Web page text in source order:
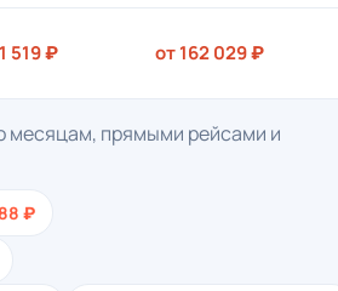
519 ₽ от 162 029 ₽
месяцам, прямыми рейсами и
₽